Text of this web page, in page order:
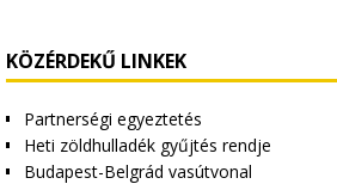
KÖZÉRDEKŰ LINKEK
Partnerségi egyeztetés
Heti zöldhulladék gyűjtés rendje
Budapest-Belgrád vasútvonal